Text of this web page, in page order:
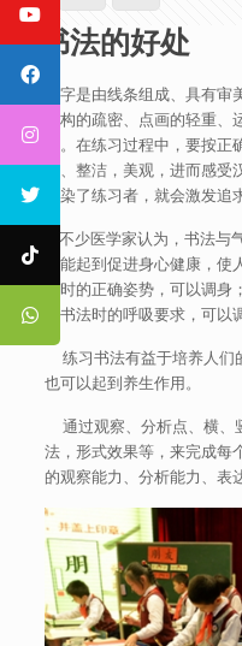
书法的好处
汉字是由线条组成、具有
结构的疏密、点画的轻重
的。在练习过程中，要按
范、整洁，美观，进而感受
感染了练习者，就会激发追
不少医学家认为，书法与
也能起到促进身心健康，
法时的正确姿势，可以调身
写书法时的呼吸要求，可以
练习书法有益于培养人们
也可以起到养生作用。
通过观察、分析点、横、
法，形式效果等，来完成每
的观察能力、分析能力、表